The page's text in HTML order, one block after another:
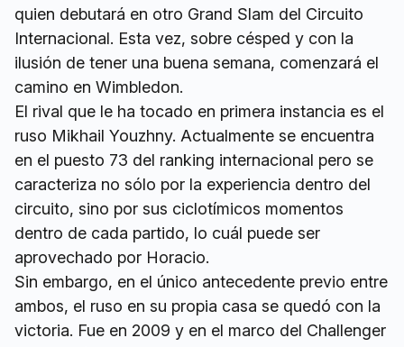
quien debutará en otro Grand Slam del Circuito
Internacional. Esta vez, sobre césped y con la
ilusión de tener una buena semana, comenzará el
camino en Wimbledon.
El rival que le ha tocado en primera instancia es el
ruso Mikhail Youzhny. Actualmente se encuentra
en el puesto 73 del ranking internacional pero se
caracteriza no sólo por la experiencia dentro del
circuito, sino por sus ciclotímicos momentos
dentro de cada partido, lo cuál puede ser
aprovechado por Horacio.
Sin embargo, en el único antecedente previo entre
ambos, el ruso en su propia casa se quedó con la
victoria. Fue en 2009 y en el marco del Challenger